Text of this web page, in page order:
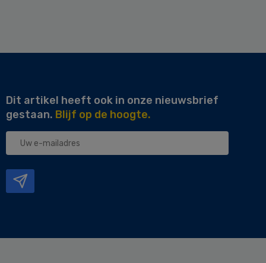
Dit artikel heeft ook in onze nieuwsbrief
gestaan. Blijf op de hoogte.
Uw